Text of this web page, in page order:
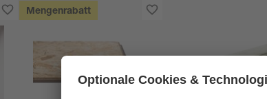
Mengenrabatt